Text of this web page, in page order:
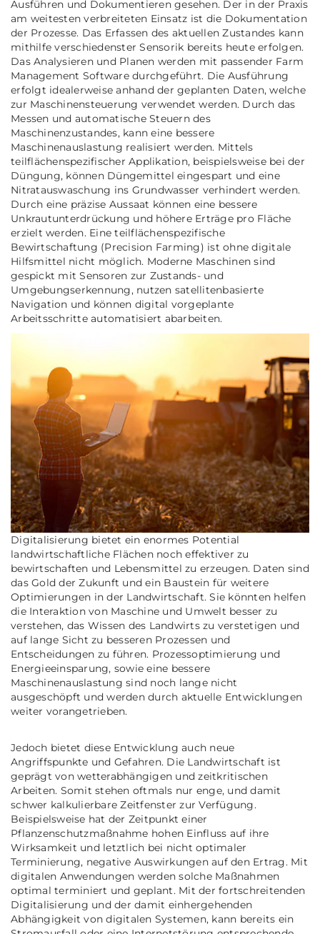
Ausführen und Dokumentieren gesehen. Der in der Praxis
am weitesten verbreiteten Einsatz ist die Dokumentation
der Prozesse. Das Erfassen des aktuellen Zustandes kann
mithilfe verschiedenster Sensorik bereits heute erfolgen.
Das Analysieren und Planen werden mit passender Farm
Management Software durchgeführt. Die Ausführung
erfolgt idealerweise anhand der geplanten Daten, welche
zur Maschinensteuerung verwendet werden. Durch das
Messen und automatische Steuern des
Maschinenzustandes, kann eine bessere
Maschinenauslastung realisiert werden. Mittels
teilflächenspezifischer Applikation, beispielsweise bei der
Düngung, können Düngemittel eingespart und eine
Nitratauswaschung ins Grundwasser verhindert werden.
Durch eine präzise Aussaat können eine bessere
Unkrautunterdrückung und höhere Erträge pro Fläche
erzielt werden. Eine teilflächenspezifische
Bewirtschaftung (Precision Farming) ist ohne digitale
Hilfsmittel nicht möglich. Moderne Maschinen sind
gespickt mit Sensoren zur Zustands- und
Umgebungserkennung, nutzen satellitenbasierte
Navigation und können digital vorgeplante
Arbeitsschritte automatisiert abarbeiten.
Digitalisierung bietet ein enormes Potential
landwirtschaftliche Flächen noch effektiver zu
bewirtschaften und Lebensmittel zu erzeugen. Daten sind
das Gold der Zukunft und ein Baustein für weitere
Optimierungen in der Landwirtschaft. Sie könnten helfen
die Interaktion von Maschine und Umwelt besser zu
verstehen, das Wissen des Landwirts zu verstetigen und
auf lange Sicht zu besseren Prozessen und
Entscheidungen zu führen. Prozessoptimierung und
Energieeinsparung, sowie eine bessere
Maschinenauslastung sind noch lange nicht
ausgeschöpft und werden durch aktuelle Entwicklungen
weiter vorangetrieben.
Jedoch bietet diese Entwicklung auch neue
Angriffspunkte und Gefahren. Die Landwirtschaft ist
geprägt von wetterabhängigen und zeitkritischen
Arbeiten. Somit stehen oftmals nur enge, und damit
schwer kalkulierbare Zeitfenster zur Verfügung.
Beispielsweise hat der Zeitpunkt einer
Pflanzenschutzmaßnahme hohen Einfluss auf ihre
Wirksamkeit und letztlich bei nicht optimaler
Terminierung, negative Auswirkungen auf den Ertrag. Mit
digitalen Anwendungen werden solche Maßnahmen
optimal terminiert und geplant. Mit der fortschreitenden
Digitalisierung und der damit einhergehenden
Abhängigkeit von digitalen Systemen, kann bereits ein